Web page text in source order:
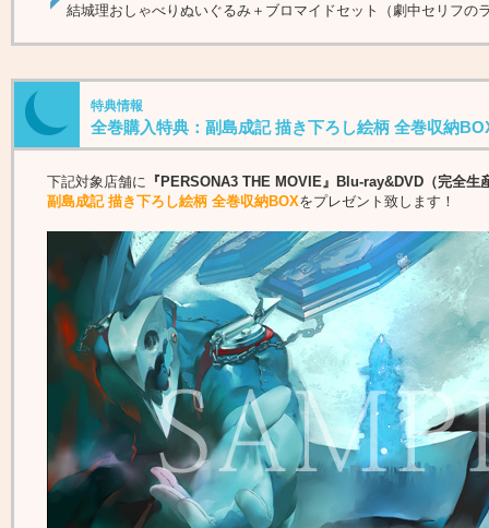
結城理おしゃべりぬいぐるみ＋ブロマイドセット（劇中セリフの
特典情報
全巻購入特典：副島成記 描き下ろし絵柄 全巻収納
下記対象店舗に 『PERSONA3 THE MOVIE』Blu-ray&DVD（完全生
副島成記 描き下ろし絵柄 全巻収納BOXをプレゼント致します！